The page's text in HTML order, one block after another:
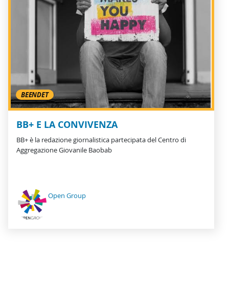
BEENDET
BB+ E LA CONVIVENZA
BB+ è la redazione giornalistica partecipata del Centro di
Aggregazione Giovanile Baobab
Open Group